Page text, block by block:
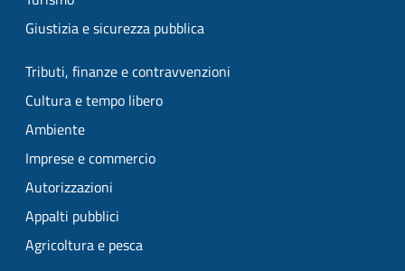
Giustizia e sicurezza pubblica
Tributi, finanze e contravvenzioni
Cultura e tempo libero
Ambiente
Imprese e commercio
Autorizzazioni
Appalti pubblici
Agricoltura e pesca